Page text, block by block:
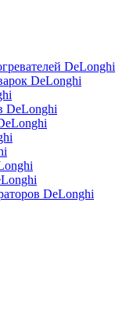
DeLonghi
DeLonghi
DeLonghi
DeLonghi